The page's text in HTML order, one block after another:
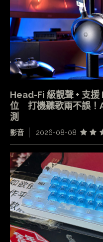
Head-Fi 級靚聲 + 支
位 打機聽歌兩不誤！
測
影音 2026-08-08